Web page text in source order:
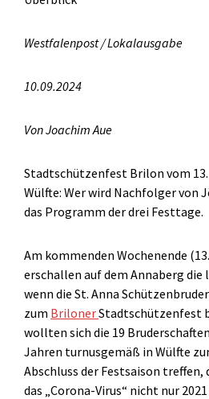
Westfalenpost / Lokalausgabe
10.09.2024
Von Joachim Aue
Stadtschützenfest Brilon vom
Wülfte: Wer wird Nachfolger von
das Programm der drei Festtage.
Am kommenden Wochenende
erschallen auf dem Annaberg die
wenn die St. Anna
zum BrilonerStadtschützenfest
wollten sich die 19
Jahren turnusgemäß in Wülfte
Abschluss der Festsaison
das „Corona-Virus“ nicht nur